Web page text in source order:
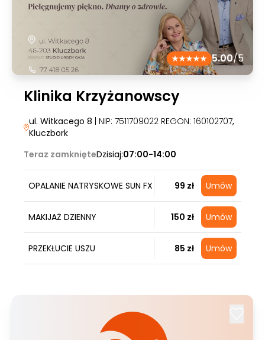
5.00/5
Klinika Krzyżanowscy
ul. Witkacego 8 | NIP: 7511709022 REGON: 160102707,
Kluczbork
Teraz zamknięteDzisiaj:07:00-14:00
OPALANIE NATRYSKOWE SUN FX 99 zł Umów
MAKIJAŻ DZIENNY 150 zł Umów
PRZEKŁUCIE USZU 85 zł Umów